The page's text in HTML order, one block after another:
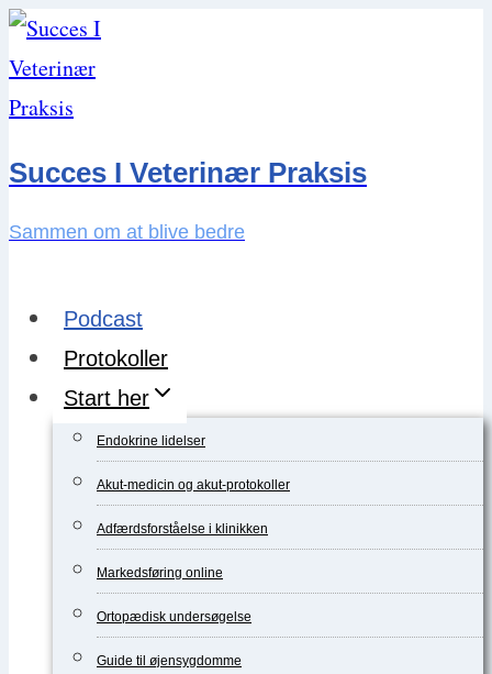
Skip
to
content
Succes I Veterinær Praksis
Sammen om at blive bedre
Podcast
Protokoller
Start her
Endokrine lidelser
Akut-medicin og akut-protokoller
Adfærdsforståelse i klinikken
Markedsføring online
Ortopædisk undersøgelse
Guide til øjensygdomme